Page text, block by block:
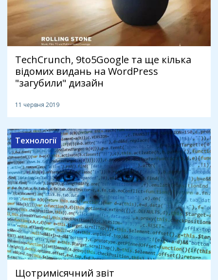
TechCrunch, 9to5Google та ще кілька
відомих видань на WordPress
"загубили" дизайн
11 червня 2019
Технології
Щотримісячний звіт